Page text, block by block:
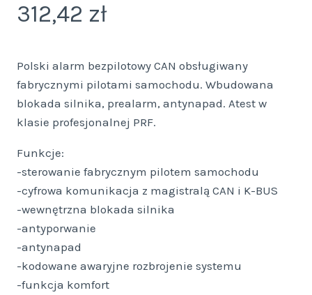
312,42 zł
Polski alarm bezpilotowy CAN obsługiwany
fabrycznymi pilotami samochodu. Wbudowana
blokada silnika, prealarm, antynapad. Atest w
klasie profesjonalnej PRF.
Funkcje:
-sterowanie fabrycznym pilotem samochodu
-cyfrowa komunikacja z magistralą CAN i K-BUS
-wewnętrzna blokada silnika
-antyporwanie
-antynapad
-kodowane awaryjne rozbrojenie systemu
-funkcja komfort